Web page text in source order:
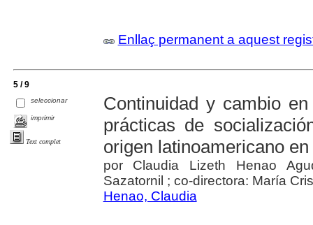
Enllaç permanent a aquest
5 / 9
seleccionar
imprimir
Text complet
Continuidad y cambio
prácticas de
origen latinoamericano
por Claudia Lizeth Henao
Sazatornil ; co-directora: María
Henao, Claudia